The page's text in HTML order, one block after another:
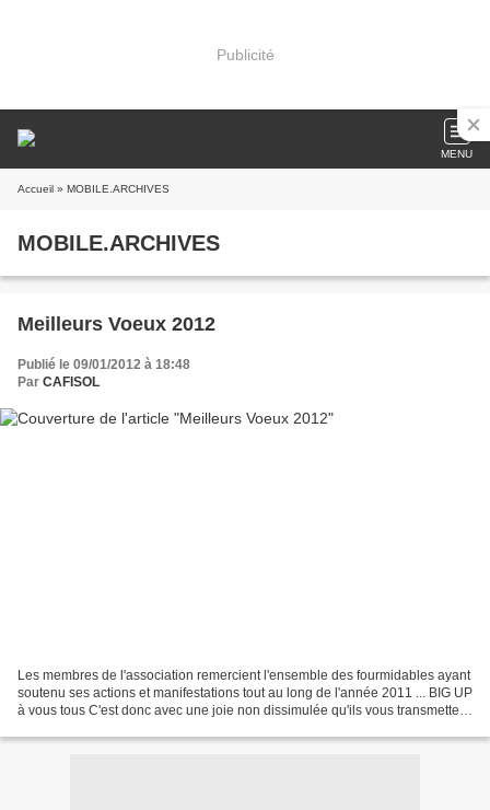
Publicité
MENU
Accueil » MOBILE.ARCHIVES
MOBILE.ARCHIVES
Meilleurs Voeux 2012
Publié le 09/01/2012 à 18:48
Par CAFISOL
Les membres de l'association remercient l'ensemble des fourmidables ayant
soutenu ses actions et manifestations tout au long de l'année 2011 ... BIG UP
à vous tous C'est donc avec une joie non dissimulée qu'ils vous transmettent